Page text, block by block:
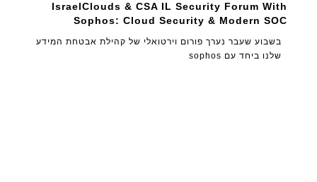
IsraelClouds & CSA IL Security Forum With
Sophos: Cloud Security & Modern SOC
בשבוע שעבר נערך פורום וירטואלי של קהילת אבטחת המידע
שלנו ביחד עם sophos